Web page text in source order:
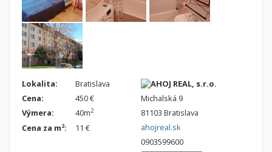
searchHľadaj
Uložiť vyhľadávanie
Lokalita:
Bratislava
Cena:
450 €
Výmera:
40m2
Cena za m2: 11 €
AHOJ REAL, s.r.o.
Michalská 9
81103 Bratislava
ahojreal.sk
0903599600